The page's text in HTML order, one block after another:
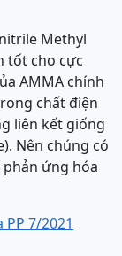
Methyl
tốt cho cực
AMMA chính
chất điện
liên kết giống
Nên chúng có
ứng hóa
7/2021